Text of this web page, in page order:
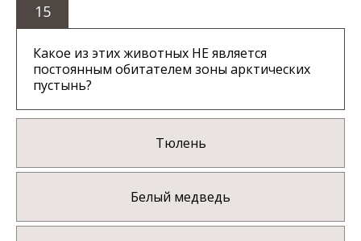
15
Какое из этих животных НЕ является
постоянным обитателем зоны арктических
пустынь?
Тюлень
Белый медведь